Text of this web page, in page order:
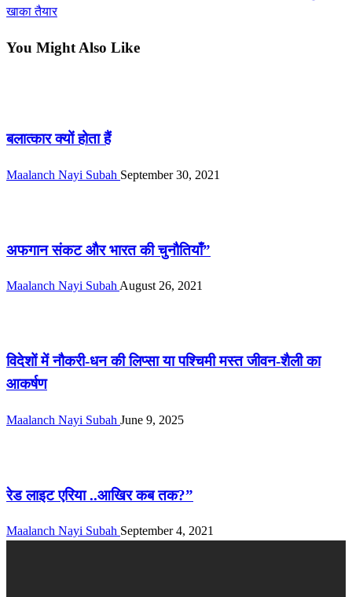
Post
खाका तैयार
You Might Also Like
बलात्कार क्यों होता हैं
Maalanch Nayi Subah September 30, 2021
अफगान संकट और भारत की चुनौतियाँ”
Maalanch Nayi Subah August 26, 2021
विदेशों में नौकरी-धन की लिप्सा या पश्चिमी मस्त जीवन-शैली का
आकर्षण
Maalanch Nayi Subah June 9, 2025
रेड लाइट एरिया ..आखिर कब तक?”
Maalanch Nayi Subah September 4, 2021